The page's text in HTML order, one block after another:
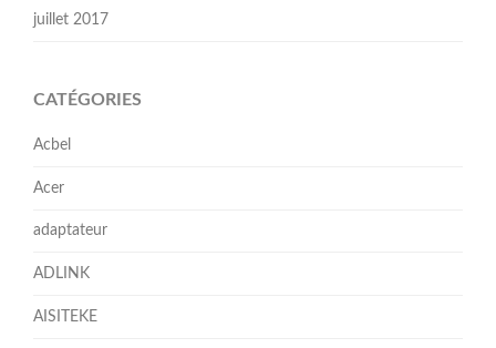
juillet 2017
CATÉGORIES
Acbel
Acer
adaptateur
ADLINK
AISITEKE